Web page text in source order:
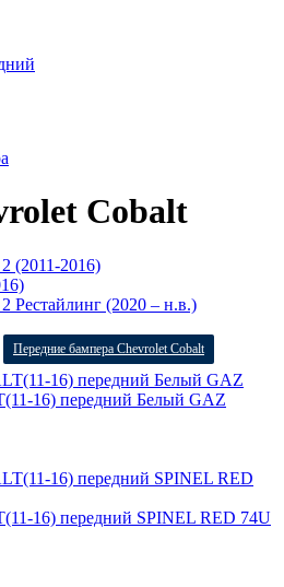
Cobalt
Передние бампера Chevrolet Cobalt
16) передний Белый GAZ
16) передний SPINEL RED 74U